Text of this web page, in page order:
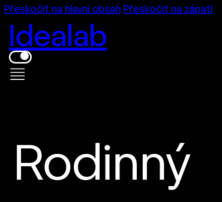
Přeskočit na hlavní obsah Přeskočit na zápatí
Idealab
Rodinný